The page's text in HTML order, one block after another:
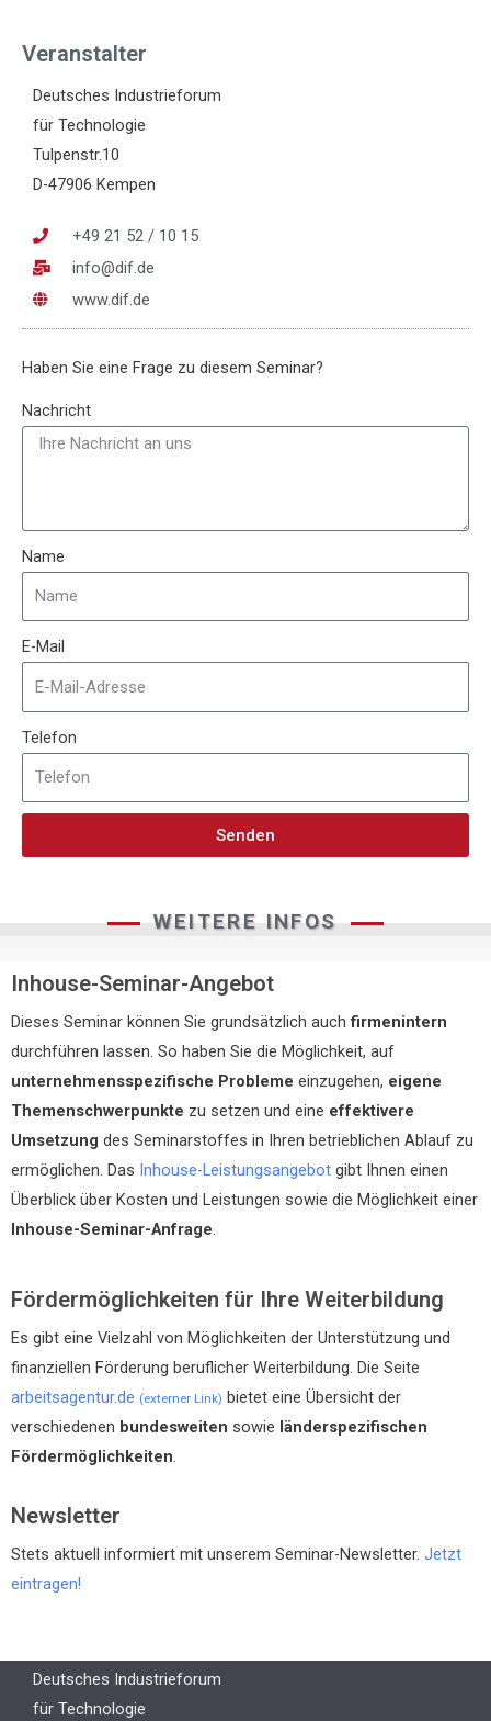
Veranstalter
Deutsches Industrieforum
für Technologie
Tulpenstr.10
D-47906 Kempen
+49 21 52 / 10 15
info@dif.de
www.dif.de
Haben Sie eine Frage zu diesem Seminar?
Nachricht
Name
E-Mail
Telefon
Senden
WEITERE INFOS
Inhouse-Seminar-Angebot
Dieses Seminar können Sie grundsätzlich auchfirmenintern
durchführen lassen. So haben Sie die Möglichkeit, auf
unternehmensspezifische Probleme einzugehen, eigene
Themenschwerpunkte zu setzen und eine effektivere
Umsetzung des Seminarstoffes in Ihren betrieblichen Ablauf zu
ermöglichen. Das Inhouse-Leistungsangebot gibt Ihnen einen
Überblick über Kosten und Leistungen sowie die Möglichkeit einer
Inhouse-Seminar-Anfrage.
Fördermöglichkeiten für Ihre Weiterbildung
Es gibt eine Vielzahl von Möglichkeiten der Unterstützung und
finanziellen Förderung beruflicher Weiterbildung. Die Seite
arbeitsagentur.de (externer Link) bietet eine Übersicht der
verschiedenen bundesweiten sowie länderspezifischen
Fördermöglichkeiten.
Newsletter
Stets aktuell informiert mit unserem Seminar-Newsletter. Jetzt
eintragen!
Deutsches Industrieforum
für Technologie